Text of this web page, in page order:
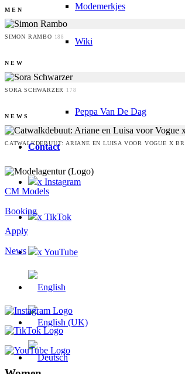
Modemerkjes
Wiki
Peppa Van De Dag
Contact
x Instagram
x TikTok
x YouTube
MEN
SIMON RAMBO 188
NEW
SORA SCHWARZER 178
NEWS
CATWALKDEBUUT: ARIANE EN LUISA VOOR VOGUE X
CM Models
Booking
Apply
News